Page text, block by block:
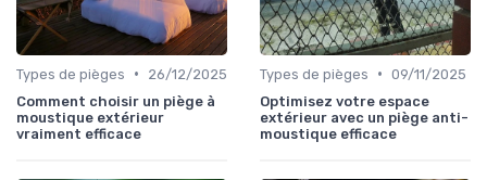
Types de pièges •
26/12/2025
Comment choisir un piège à
moustique extérieur
vraiment efficace
Types de pièges • 09/11/2025
Optimisez votre espace
extérieur avec un piège anti-
moustique efficace